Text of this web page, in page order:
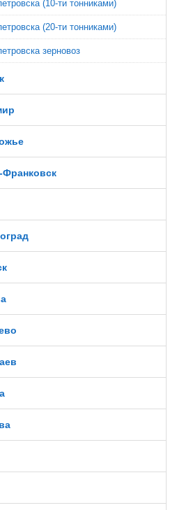
(10-ти тонниками)
(20-ти тонниками)
зерновоз
Франковск